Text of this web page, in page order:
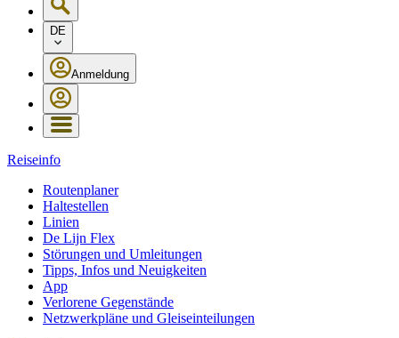
DE
Anmeldung
Reiseinfo
Routenplaner
Haltestellen
Linien
De Lijn Flex
Störungen und Umleitungen
Tipps, Infos und Neuigkeiten
App
Verlorene Gegenstände
Netzwerkpläne und Gleiseinteilungen